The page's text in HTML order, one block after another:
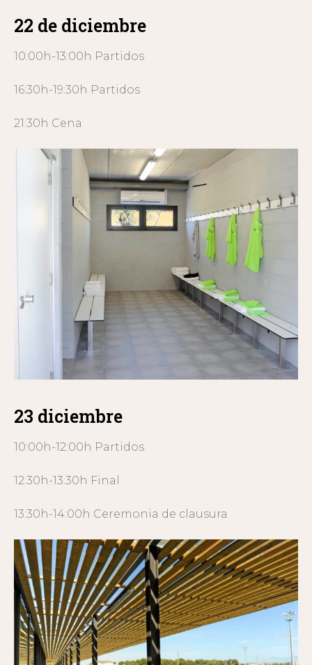
22 de diciembre
10:00h-13:00h Partidos
16:30h-19:30h Partidos
21:30h Cena
23 diciembre
10:00h-12:00h Partidos
12:30h-13:30h Final
13:30h-14:00h Ceremonia de clausura